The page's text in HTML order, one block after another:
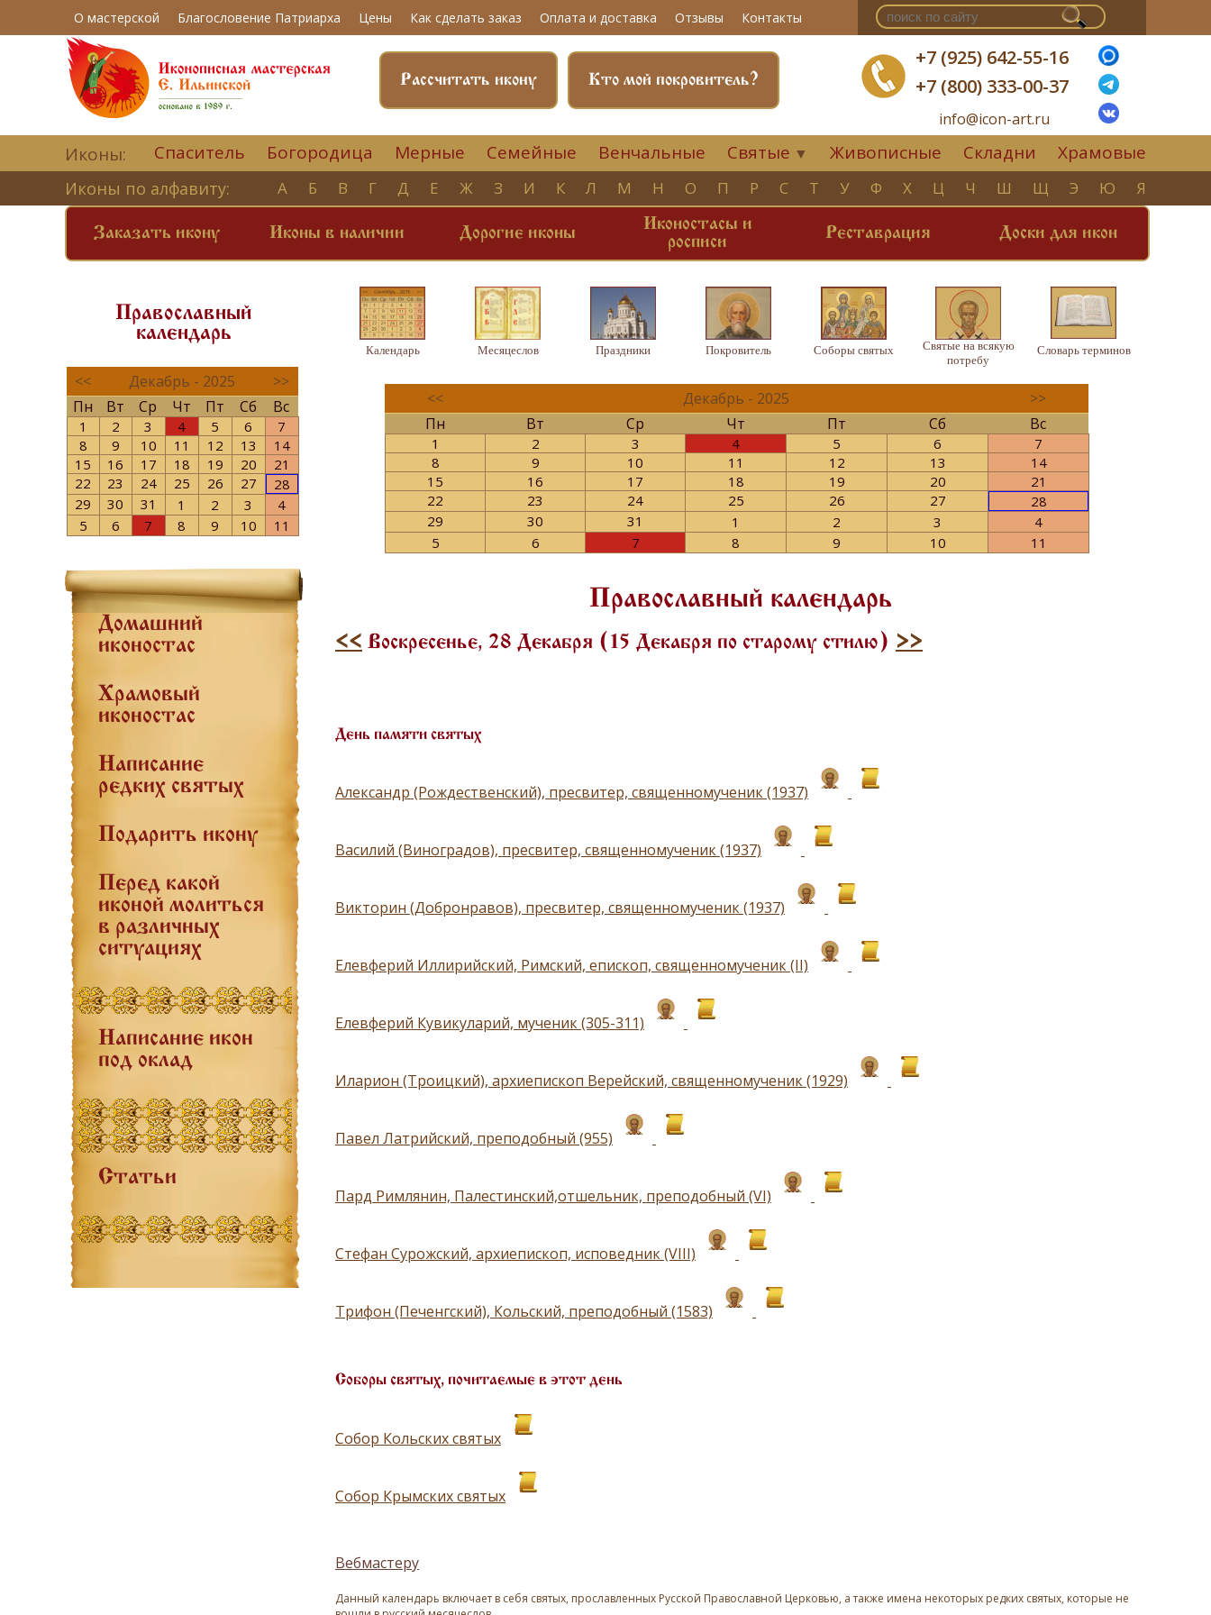
О мастерской Благословение Патриарха Цены Как сделать заказ Оплата и доставка Отзывы Контакты
+7 (925) 642-55-16
+7 (800) 333-00-37
info@icon-art.ru
Кто мой покровитель?
Рассчитать икону
Иконы: Спаситель Богородица Мерные Семейные Венчальные Святые ▼ Живописные Складни Храмовые
Иконы по алфавиту: А Б В Г Д Е Ж З И К Л М Н О П Р С Т У Ф Х Ц Ч Ш Щ Э Ю Я
Заказать икону Иконы в наличии Дорогие иконы
Иконостасы и
росписи
Реставрация Доски для икон
Православный
календарь
<< Декабрь - 2025
>>
Пн
Вт Ср Чт Пт Сб Вс
1 2 3 4 5 6
7
8
9 10 11 12 13
14
15
16 17 18 19 20
21
22
23 24 25 26 27
28
29
30 31 1 2 3
4
5
6 7 8 9 10 11
Домашний
иконостас
Храмовый
иконостас
Написание
редких святых
Подарить икону
Перед какой
иконой молиться
в различных
ситуациях
Написание икон
под оклад
Статьи
Календарь Месяцеслов Праздники Покровитель Соборы святых
Святые на всякую
потребу
Словарь терминов
<< Декабрь - 2025
>>
Пн
Вт Ср Чт Пт Сб Вс
1 2 3 4 5 6
7
8
9 10 11 12 13
14
15
16 17 18 19 20
21
22
23 24 25 26 27
28
29
30 31 1 2 3
4
5
6 7 8 9 10 11
Православный календарь
<< Воскресенье, 28 Декабря (15 Декабря по старому стилю) >>
День памяти святых
Александр (Рождественский), пресвитер, священномученик (1937)
Василий (Виноградов), пресвитер, священномученик (1937)
Викторин (Добронравов), пресвитер, священномученик (1937)
Елевферий Иллирийский, Римский, епископ, священномученик (II)
Елевферий Кувикуларий, мученик (305-311)
Иларион (Троицкий), архиепископ Верейский, священномученик (1929)
Павел Латрийский, преподобный (955)
Пард Римлянин, Палестинский,отшельник, преподобный (VI)
Стефан Сурожский, архиепископ, исповедник (VIII)
Трифон (Печенгский), Кольский, преподобный (1583)
Соборы святых, почитаемые в этот день
Собор Кольских святых
Собор Крымских святых
Вебмастеру
Данный календарь включает в себя святых, прославленных Русской Православной Церковью, а также имена некоторых редких святых, которые не